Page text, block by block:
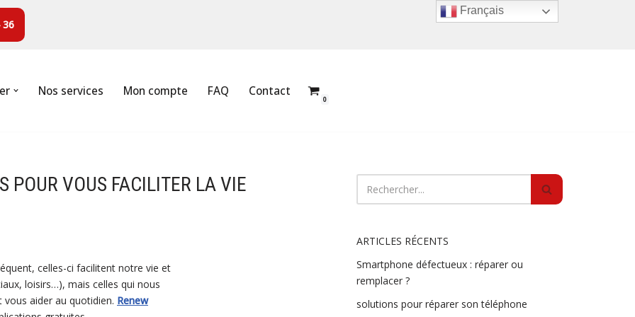
36
Nos services Mon compte FAQ Contact
0
POUR VOUS FACILITER LA VIE
celles-ci facilitent notre vie et
loisirs…), mais celles qui nous
aider au quotidien. Renew
ARTICLES RÉCENTS
Smartphone défectueux : réparer ou
remplacer ?
solutions pour réparer son téléphone
Français